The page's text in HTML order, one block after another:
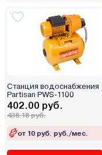
Станция водоснабжения
Partisan PWS-1100
402.00 руб.
438.18 руб.
от 10 руб. руб./мес.